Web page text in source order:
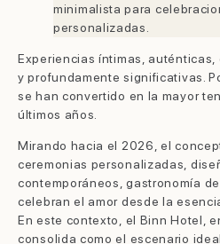
minimalista para
personalizadas.
Experiencias íntimas,
y profundamente significativas.
se han convertido en la mayor
últimos años.
Mirando hacia el 2026, el
ceremonias personalizadas,
contemporáneos, gastronomía
celebran el amor desde la
En este contexto, el Binn Hotel,
consolida como el escenario